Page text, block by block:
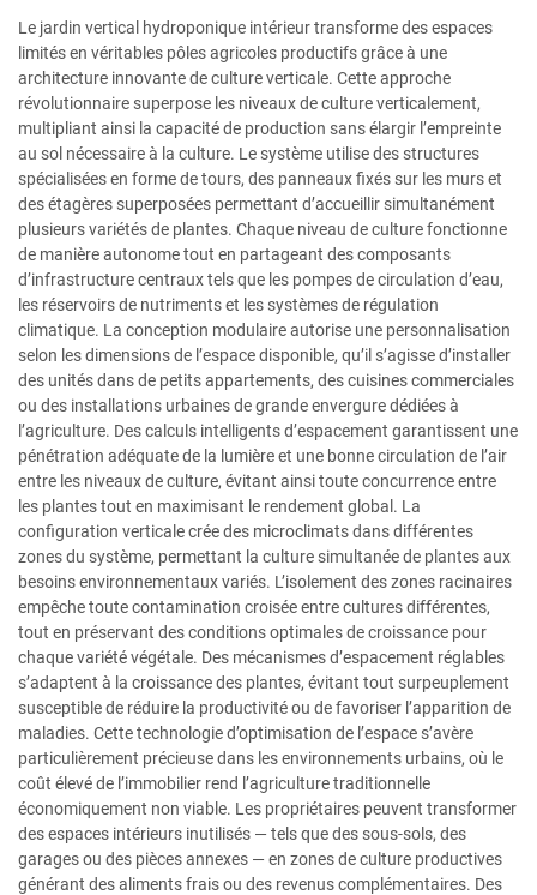
Le jardin vertical hydroponique intérieur transforme des espaces
limités en véritables pôles agricoles productifs grâce à une
architecture innovante de culture verticale. Cette approche
révolutionnaire superpose les niveaux de culture verticalement,
multipliant ainsi la capacité de production sans élargir l’empreinte
au sol nécessaire à la culture. Le système utilise des structures
spécialisées en forme de tours, des panneaux fixés sur les murs et
des étagères superposées permettant d’accueillir simultanément
plusieurs variétés de plantes. Chaque niveau de culture fonctionne
de manière autonome tout en partageant des composants
d’infrastructure centraux tels que les pompes de circulation d’eau,
les réservoirs de nutriments et les systèmes de régulation
climatique. La conception modulaire autorise une personnalisation
selon les dimensions de l’espace disponible, qu’il s’agisse d’installer
des unités dans de petits appartements, des cuisines commerciales
ou des installations urbaines de grande envergure dédiées à
l’agriculture. Des calculs intelligents d’espacement garantissent une
pénétration adéquate de la lumière et une bonne circulation de l’air
entre les niveaux de culture, évitant ainsi toute concurrence entre
les plantes tout en maximisant le rendement global. La
configuration verticale crée des microclimats dans différentes
zones du système, permettant la culture simultanée de plantes aux
besoins environnementaux variés. L’isolement des zones racinaires
empêche toute contamination croisée entre cultures différentes,
tout en préservant des conditions optimales de croissance pour
chaque variété végétale. Des mécanismes d’espacement réglables
s’adaptent à la croissance des plantes, évitant tout surpeuplement
susceptible de réduire la productivité ou de favoriser l’apparition de
maladies. Cette technologie d’optimisation de l’espace s’avère
particulièrement précieuse dans les environnements urbains, où le
coût élevé de l’immobilier rend l’agriculture traditionnelle
économiquement non viable. Les propriétaires peuvent transformer
des espaces intérieurs inutilisés — tels que des sous-sols, des
garages ou des pièces annexes — en zones de culture productives
générant des aliments frais ou des revenus complémentaires. Des